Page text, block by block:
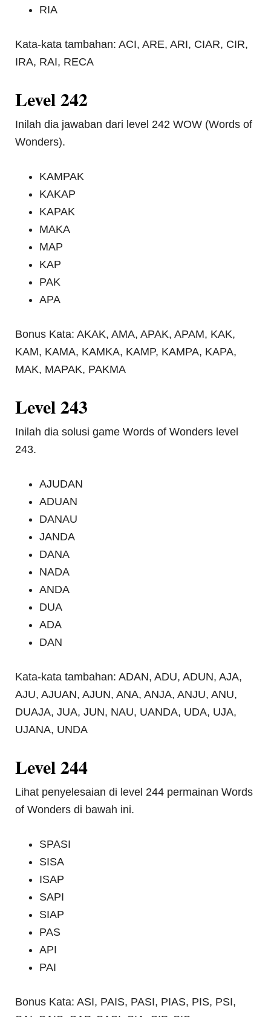
RIA
Kata-kata tambahan: ACI, ARE, ARI, CIAR, CIR,
IRA, RAI, RECA
Level 242
Inilah dia jawaban dari level 242 WOW (Words of
Wonders).
KAMPAK
KAKAP
KAPAK
MAKA
MAP
KAP
PAK
APA
Bonus Kata: AKAK, AMA, APAK, APAM, KAK,
KAM, KAMA, KAMKA, KAMP, KAMPA, KAPA,
MAK, MAPAK, PAKMA
Level 243
Inilah dia solusi game Words of Wonders level
243.
AJUDAN
ADUAN
DANAU
JANDA
DANA
NADA
ANDA
DUA
ADA
DAN
Kata-kata tambahan: ADAN, ADU, ADUN, AJA,
AJU, AJUAN, AJUN, ANA, ANJA, ANJU, ANU,
DUAJA, JUA, JUN, NAU, UANDA, UDA, UJA,
UJANA, UNDA
Level 244
Lihat penyelesaian di level 244 permainan Words
of Wonders di bawah ini.
SPASI
SISA
ISAP
SAPI
SIAP
PAS
API
PAI
Bonus Kata: ASI, PAIS, PASI, PIAS, PIS, PSI,